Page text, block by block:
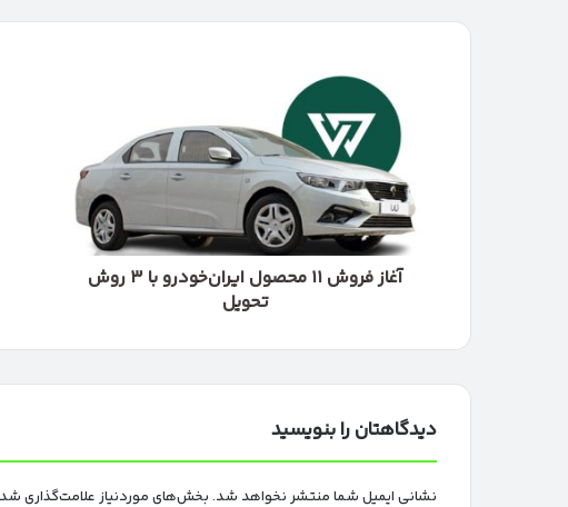
محصول
ایران‌خودرو
روش
تحویل
آغاز فروش ۱۱ محصول ایران‌خودرو با ۳ روش
تحویل
دیدگاهتان را بنویسید
نشانی ایمیل شما منتشر نخواهد شد.بخش‌های موردنیاز علامت‌گذاری